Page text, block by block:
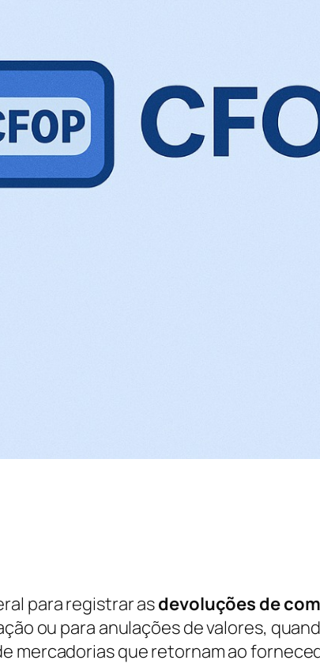
para registrar asdevoluções de
ou para anulações de valores,
mercadorias que retornam ao